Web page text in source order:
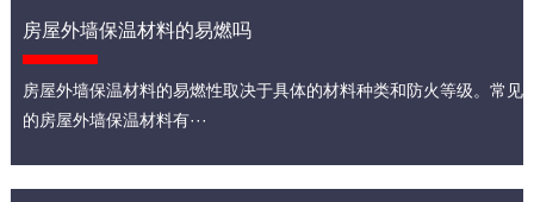
房屋外墙保温材料的易燃吗
房屋外墙保温材料的易燃性取决于具体的材料种类和防火等级。常见
的房屋外墙保温材料有···